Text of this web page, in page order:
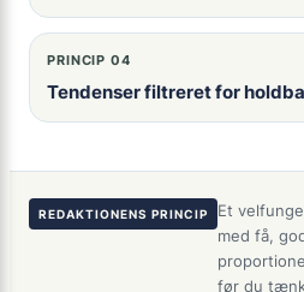
PRINCIP 04
Tendenser filtreret for
REDAKTIONENS PRINCIP
Et
med få,
før du